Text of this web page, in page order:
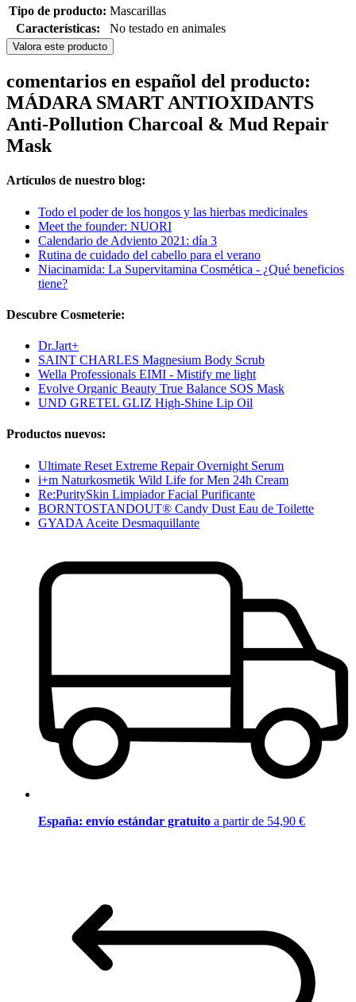
Tipo de producto: Mascarillas
Características:
No testado en animales
Valora este producto
comentarios en español del producto:
MÁDARA SMART ANTIOXIDANTS
Anti-Pollution Charcoal & Mud Repair
Mask
Artículos de nuestro blog:
Todo el poder de los hongos y las hierbas medicinales
Meet the founder: NUORI
Calendario de Adviento 2021: día 3
Rutina de cuidado del cabello para el verano
Niacinamida: La Supervitamina Cosmética - ¿Qué beneficios
tiene?
Descubre Cosmeterie:
Dr.Jart+
SAINT CHARLES Magnesium Body Scrub
Wella Professionals EIMI - Mistify me light
Evolve Organic Beauty True Balance SOS Mask
UND GRETEL GLIZ High-Shine Lip Oil
Productos nuevos:
Ultimate Reset Extreme Repair Overnight Serum
i+m Naturkosmetik Wild Life for Men 24h Cream
Re:PuritySkin Limpiador Facial Purificante
BORNTOSTANDOUT® Candy Dust Eau de Toilette
GYADA Aceite Desmaquillante
España: envío estándar gratuito a partir de 54,90 €